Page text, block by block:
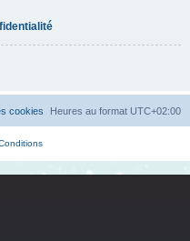
Heures au format UTC+02:00
cookies